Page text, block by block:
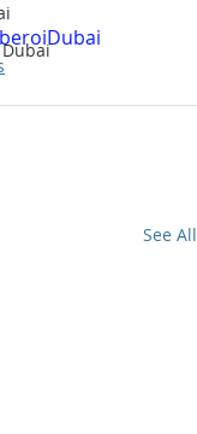
Dubai
See All